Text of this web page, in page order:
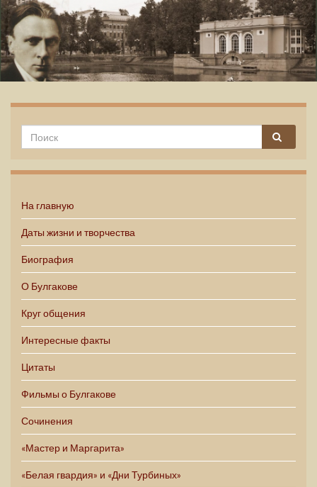
На главную
Даты жизни и творчества
Биография
О Булгакове
Круг общения
Интересные факты
Цитаты
Фильмы о Булгакове
Сочинения
«Мастер и Маргарита»
«Белая гвардия» и «Дни Турбиных»